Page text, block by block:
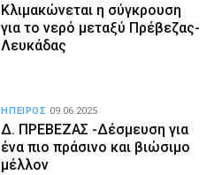
Κλιμακώνεται η σύγκρουση
για το νερό μεταξύ Πρέβεζας-
Λευκάδας
Δ. ΠΡΕΒΕΖΑΣ -Δέσμευση για
ένα πιο πράσινο και βιώσιμο
μέλλον
ΗΠΕΙΡΟΣ 09.06.2025